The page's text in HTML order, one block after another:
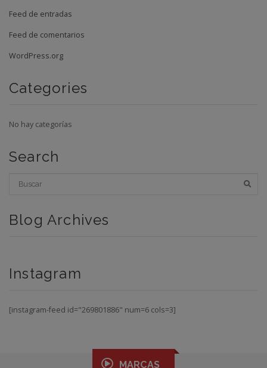
Feed de entradas
Feed de comentarios
WordPress.org
Categories
No hay categorías
Search
Blog Archives
Instagram
[instagram-feed id="269801886" num=6 cols=3]
MARCAS